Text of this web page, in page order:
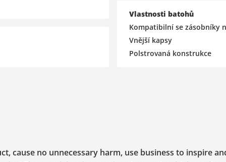
Vlastnosti batohů
Kompatibilní se zásobníky
Vnější kapsy
Polstrovaná konstrukce
cause no unnecessary harm, use business to inspire